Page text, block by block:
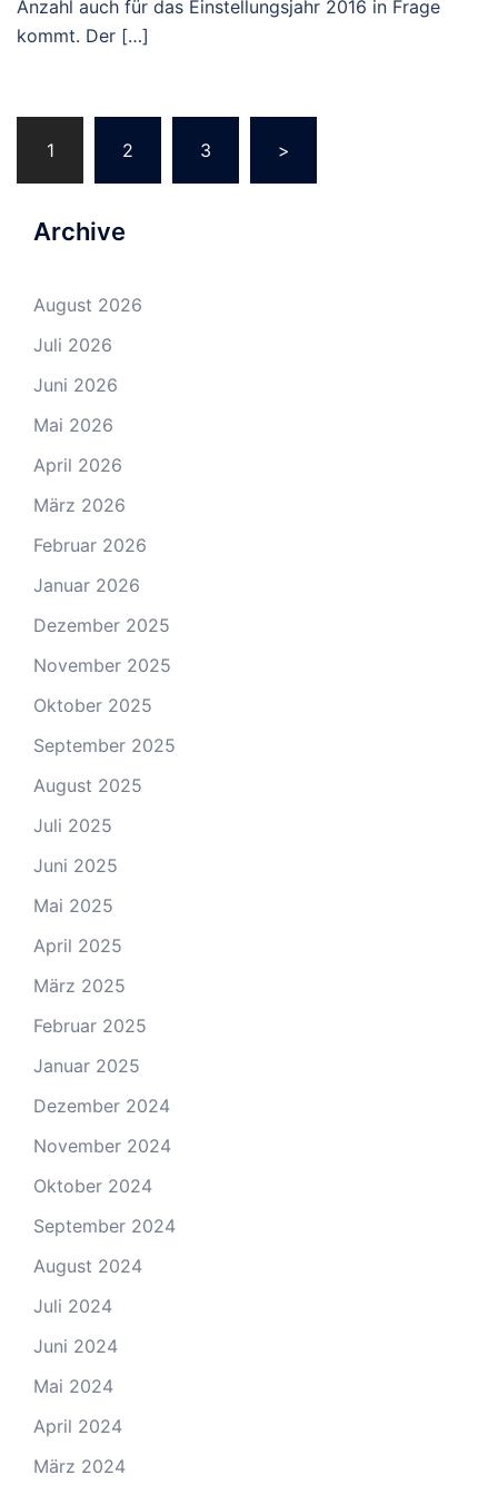
Anzahl auch für das Einstellungsjahr 2016 in Frage
kommt. Der […]
1 2 3 >
Archive
August 2026
Juli 2026
Juni 2026
Mai 2026
April 2026
März 2026
Februar 2026
Januar 2026
Dezember 2025
November 2025
Oktober 2025
September 2025
August 2025
Juli 2025
Juni 2025
Mai 2025
April 2025
März 2025
Februar 2025
Januar 2025
Dezember 2024
November 2024
Oktober 2024
September 2024
August 2024
Juli 2024
Juni 2024
Mai 2024
April 2024
März 2024